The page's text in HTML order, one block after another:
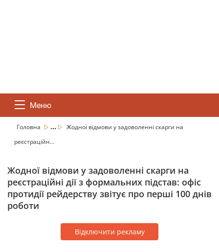
Меню
Головна ...
Жодної відмови у задоволенні скарги на
реєстраційн...
Жодної відмови у задоволенні скарги на
реєстраційні дії з формальних підстав: офіс
протидії рейдерству звітує про перші 100 днів
роботи
Відключити рекламу